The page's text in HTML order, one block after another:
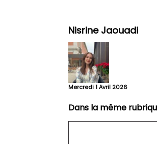
Nisrine Jaouadi
Mercredi 1 Avril 2026
Dans la même